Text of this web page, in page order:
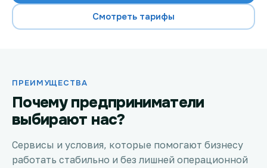
Проверить возможность подключения
Акции
Заявка на подбор тарифа
Подключиться к КазахТелеком
Смотреть тарифы
ПРЕИМУЩЕСТВА
Почему предприниматели
выбирают нас?
Сервисы и условия, которые помогают бизнесу
работать стабильно и без лишней операционной